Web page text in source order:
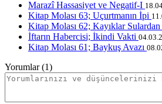
Marazî Hassasiyet ve Negatif-I
Kitap Molası 63; Uçurtmanın İpi
Kitap Molası 62; Kayıklar
İftarın Habercisi; İkindi Vakti
Kitap Molası 61; Baykuş Avazı
Yorumlar (1)